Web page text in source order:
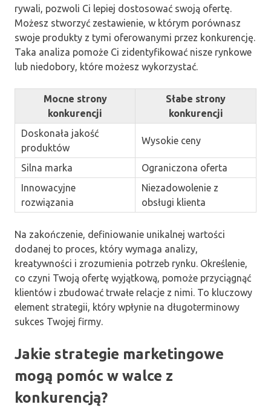
rywali, pozwoli Ci lepiej dostosować swoją ofertę.
Możesz stworzyć zestawienie, w którym porównasz
swoje produkty z tymi oferowanymi przez konkurencję.
Taka analiza pomoże Ci zidentyfikować nisze rynkowe
lub niedobory, które możesz wykorzystać.
Mocne strony
konkurencji
Słabe strony
konkurencji
Doskonała jakość
produktów
Wysokie ceny
Silna marka
Ograniczona oferta
Innowacyjne
rozwiązania
Niezadowolenie z
obsługi klienta
Na zakończenie, definiowanie unikalnej wartości
dodanej to proces, który wymaga analizy,
kreatywności i zrozumienia potrzeb rynku. Określenie,
co czyni Twoją ofertę wyjątkową, pomoże przyciągnąć
klientów i zbudować trwałe relacje z nimi. To kluczowy
element strategii, który wpłynie na długoterminowy
sukces Twojej firmy.
Jakie strategie marketingowe
mogą pomóc w walce z
konkurencją?